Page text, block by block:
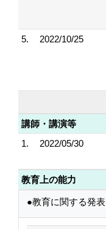
5. 2022/10/25
講師・講演等
1.
2022/05/30
教育上の能力
●教育に関する発表